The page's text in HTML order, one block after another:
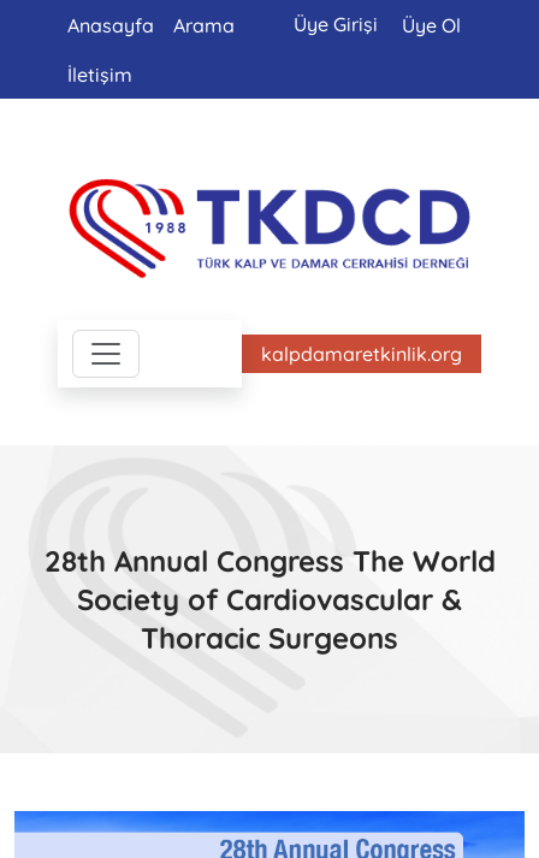
Anasayfa Arama Üye Girişi Üye Ol
İletişim
kalpdamaretkinlik.org
28th Annual Congress The World
Society of Cardiovascular &
Thoracic Surgeons